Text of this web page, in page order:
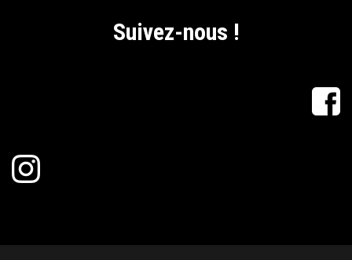
Suivez-nous !